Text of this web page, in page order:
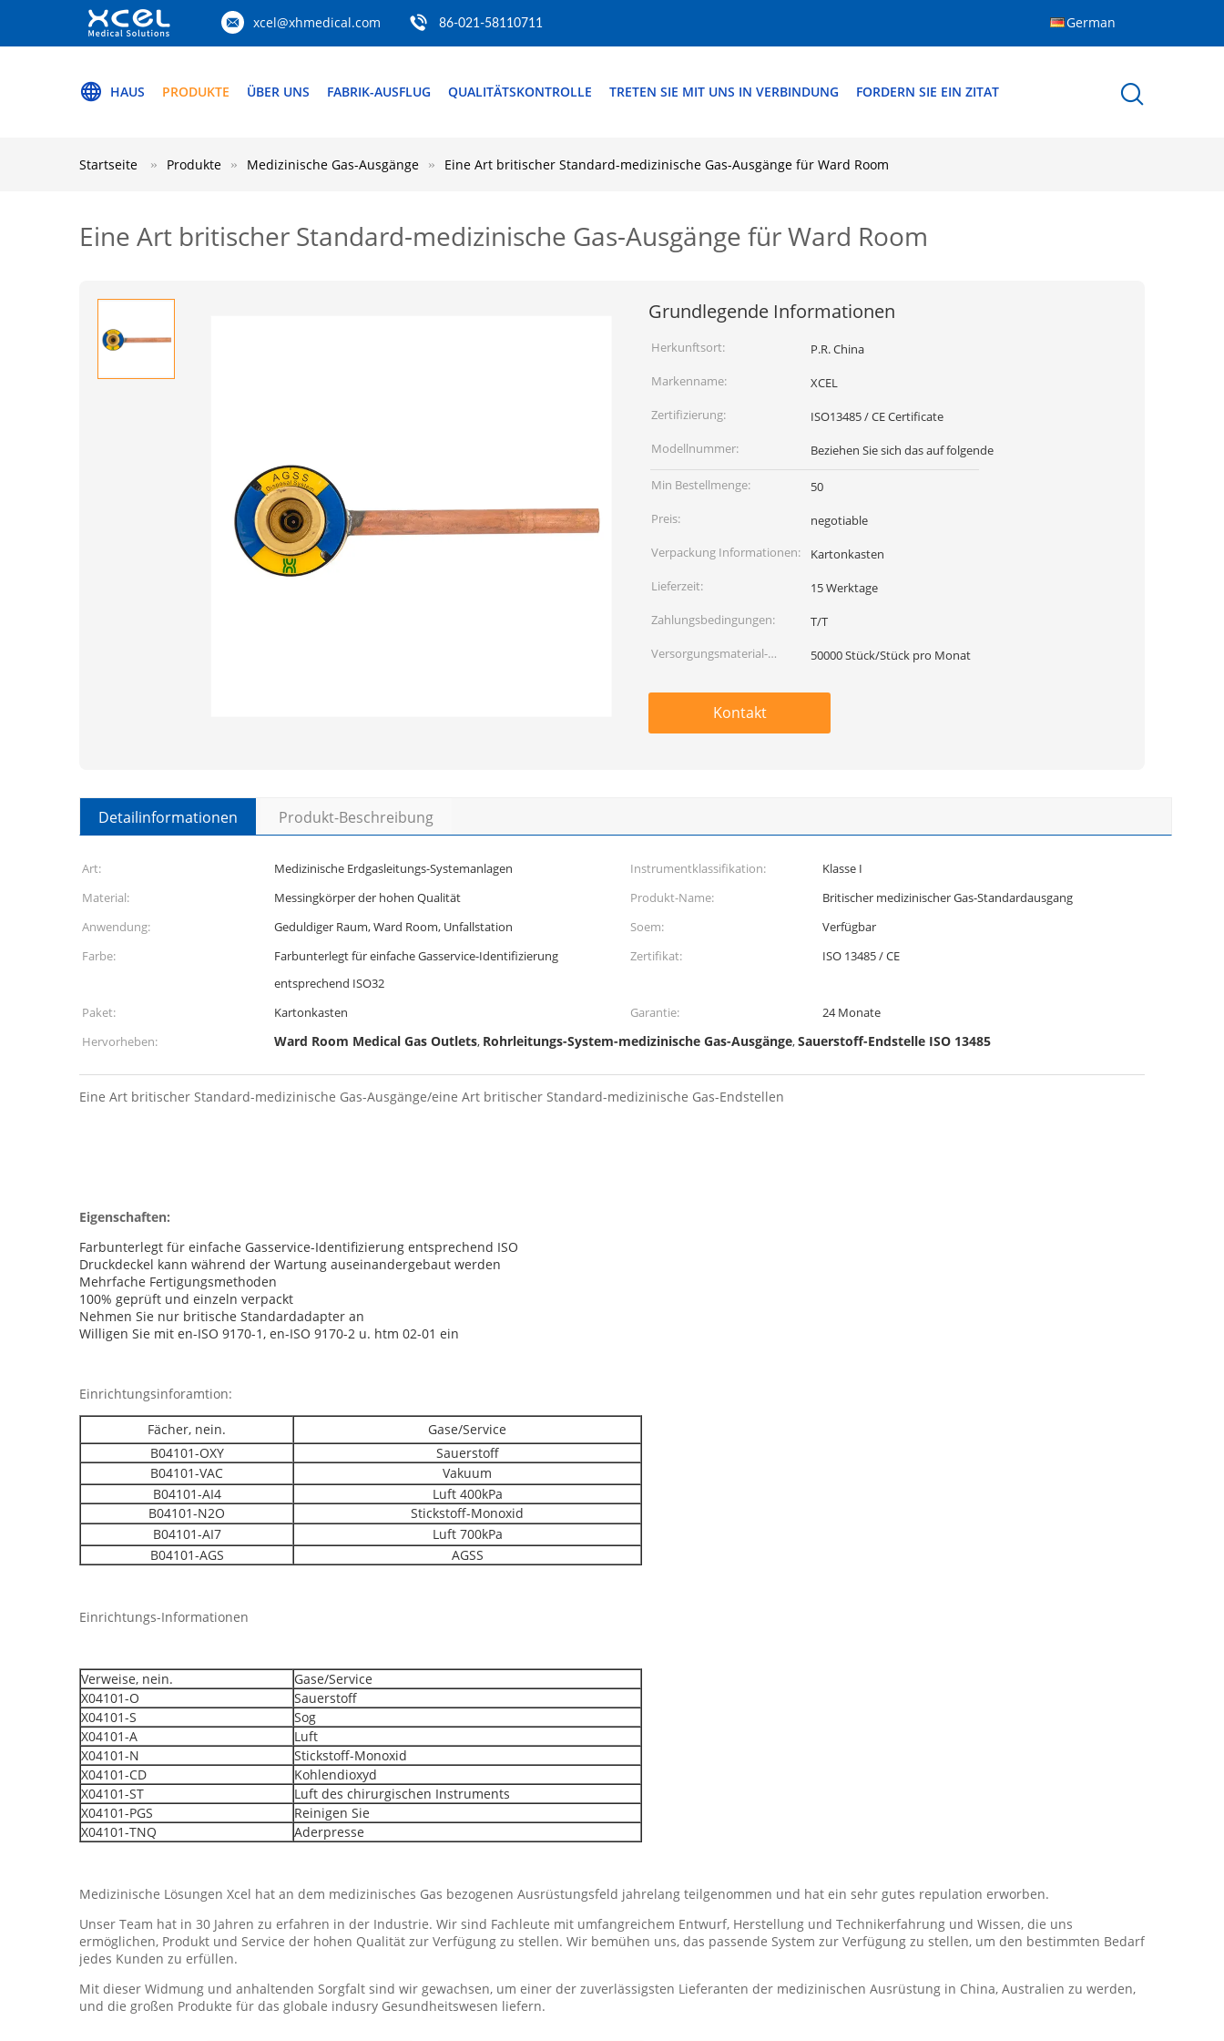
xcel@xhmedical.com 86-021-58110711 German
HAUS PRODUKTE ÜBER UNS FABRIK-AUSFLUG QUALITÄTSKONTROLLE TRETEN SIE MIT UNS IN VERBINDUNG FORDERN SIE EIN ZITAT
Startseite Produkte Medizinische Gas-Ausgänge Eine Art britischer Standard-medizinische Gas-Ausgänge für Ward Room
Eine Art britischer Standard-medizinische Gas-Ausgänge für Ward Room
Grundlegende Informationen
Herkunftsort:
P.R. China
Markenname:
XCEL
Zertifizierung:
ISO13485 / CE Certificate
Modellnummer:
Beziehen Sie sich das auf folgende
Min Bestellmenge:
50
Preis:
negotiable
Verpackung Informationen:
Kartonkasten
Lieferzeit:
15 Werktage
Zahlungsbedingungen:
T/T
Versorgungsmaterial-
50000 Stück/Stück pro Monat
Kontakt
Detailinformationen Produkt-Beschreibung
Art: Medizinische Erdgasleitungs-Systemanlagen Instrumentklassifikation:
Klasse I
Material:
Messingkörper der hohen Qualität Produkt-Name:
Britischer medizinischer Gas-Standardausgang
Anwendung:
Geduldiger Raum, Ward Room, Unfallstation Soem:
Verfügbar
Farbe:
Farbunterlegt für einfache Gasservice-Identifizierung
entsprechend ISO32
Zertifikat: ISO 13485 / CE
Paket: Kartonkasten Garantie:
24 Monate
Hervorheben:
Ward Room Medical Gas Outlets, Rohrleitungs-System-medizinische Gas-Ausgänge,Sauerstoff-Endstelle ISO 13485
Eine Art britischer Standard-medizinische Gas-Ausgänge/eine Art britischer Standard-medizinische Gas-Endstellen
Eigenschaften:
Farbunterlegt für einfache Gasservice-Identifizierung entsprechend ISO
Druckdeckel kann während der Wartung auseinandergebaut werden
Mehrfache Fertigungsmethoden
100% geprüft und einzeln verpackt
Nehmen Sie nur britische Standardadapter an
Willigen Sie mit en-ISO 9170-1, en-ISO 9170-2 u. htm 02-01 ein
Einrichtungsinforamtion:
Fächer, nein.
Gase/Service
B04101-OXY
Sauerstoff
B04101-VAC
Vakuum
B04101-AI4
Luft 400kPa
B04101-N2O
Stickstoff-Monoxid
B04101-AI7
Luft 700kPa
B04101-AGS
AGSS
Einrichtungs-Informationen
Verweise, nein.
Gase/Service
X04101-O
Sauerstoff
X04101-S
Sog
X04101-A
Luft
X04101-N
Stickstoff-Monoxid
X04101-CD
Kohlendioxyd
X04101-ST
Luft des chirurgischen Instruments
X04101-PGS
Reinigen Sie
X04101-TNQ
Aderpresse
Medizinische Lösungen Xcel hat an dem medizinisches Gas bezogenen Ausrüstungsfeld jahrelang teilgenommen und hat ein sehr gutes repulation erworben.
Unser Team hat in 30 Jahren zu erfahren in der Industrie. Wir sind Fachleute mit umfangreichem Entwurf, Herstellung und Technikerfahrung und Wissen, die uns
ermöglichen, Produkt und Service der hohen Qualität zur Verfügung zu stellen. Wir bemühen uns, das passende System zur Verfügung zu stellen, um den bestimmten Bedarf
jedes Kunden zu erfüllen.
Mit dieser Widmung und anhaltenden Sorgfalt sind wir gewachsen, um einer der zuverlässigsten Lieferanten der medizinischen Ausrüstung in China, Australien zu werden,
und die großen Produkte für das globale indusry Gesundheitswesen liefern.